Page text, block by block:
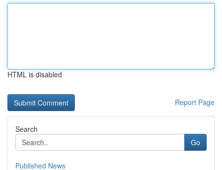
HTML is disabled
Report Page
Search
Go
Published News